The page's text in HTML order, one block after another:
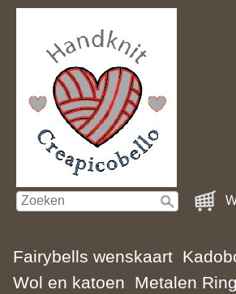
Fairybells wenskaart
Wol en katoen
Metalen